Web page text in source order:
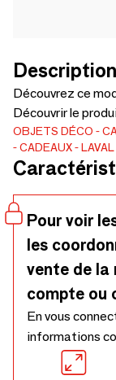
Découvrez ce
Découvrir le
OBJETS DÉCO
CADEAUX
Pour voir
les
vente de la
compte ou
En vous
informations